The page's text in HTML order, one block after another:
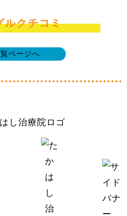
ルクチコミ
ページへ